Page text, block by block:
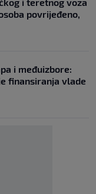
i teretnog voza
povrijeđeno,
i međuizbore:
finansiranja vlade